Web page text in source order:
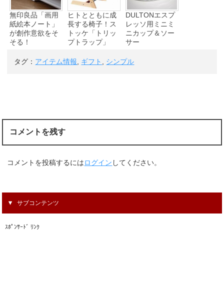
無印良品「画用
紙絵本ノート」
が創作意欲をそ
そる！
ヒトとともに成
長する椅子！ス
トッケ「トリッ
プトラップ」
DULTONエスプ
レッソ用ミニミ
ニカップ＆ソー
サー
タグ： アイテム情報 ギフト シンプル
コメントを残す
コメントを投稿するにはログイン してください。
サブコンテンツ
ｽﾎﾟﾝｻｰﾄﾞ ﾘﾝｸ